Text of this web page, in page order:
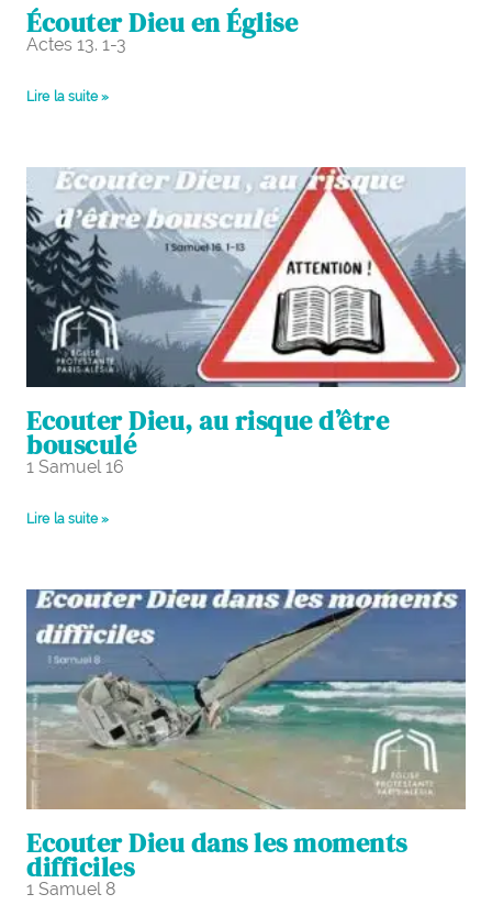
Écouter Dieu en Église
Actes 13. 1-3
Lire la suite »
Ecouter Dieu, au risque d’être
bousculé
1 Samuel 16
Lire la suite »
Ecouter Dieu dans les moments
difficiles
1 Samuel 8